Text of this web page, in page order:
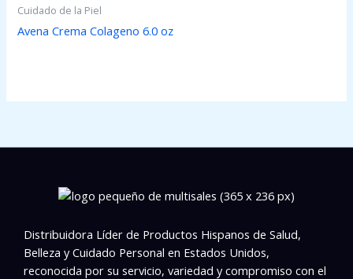
Cuidado de la Piel
Avena Crema Colageno 6.0 oz
Distribuidora Líder de Productos Hispanos de Salud,
Belleza y Cuidado Personal en Estados Unidos,
reconocida por su servicio, variedad y compromiso con el